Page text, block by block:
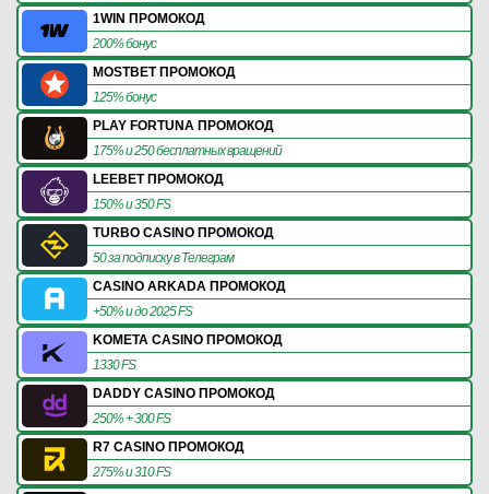
1WIN ПРОМОКОД
200% бонус
MOSTBET ПРОМОКОД
125% бонус
PLAY FORTUNA ПРОМОКОД
175% и 250 бесплатных вращений
LEEBET ПРОМОКОД
150% и 350 FS
TURBO CASINO ПРОМОКОД
50 за подписку в Телеграм
CASINO ARKADA ПРОМОКОД
+50% и до 2025 FS
KOMETA CASINO ПРОМОКОД
1330 FS
DADDY CASINO ПРОМОКОД
250% + 300 FS
R7 CASINO ПРОМОКОД
275% и 310 FS